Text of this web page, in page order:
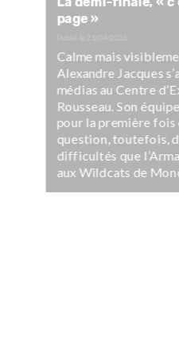
page »
Calme mais
Alexandre Jacques
médias au Centre
Rousseau. Son
pour la première fois
question, toutefois,
difficultés que
aux Wildcats de